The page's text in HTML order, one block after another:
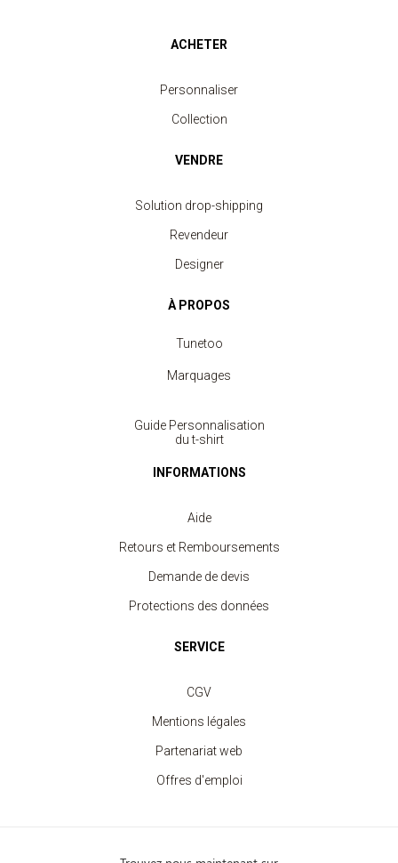
ACHETER
Personnaliser
Collection
VENDRE
Solution drop-shipping
Revendeur
Designer
À PROPOS
Tunetoo
Marquages
Guide Personnalisation
du t-shirt
INFORMATIONS
Aide
Retours et Remboursements
Demande de devis
Protections des données
SERVICE
CGV
Mentions légales
Partenariat web
Offres d'emploi